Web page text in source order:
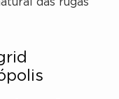
das rugas